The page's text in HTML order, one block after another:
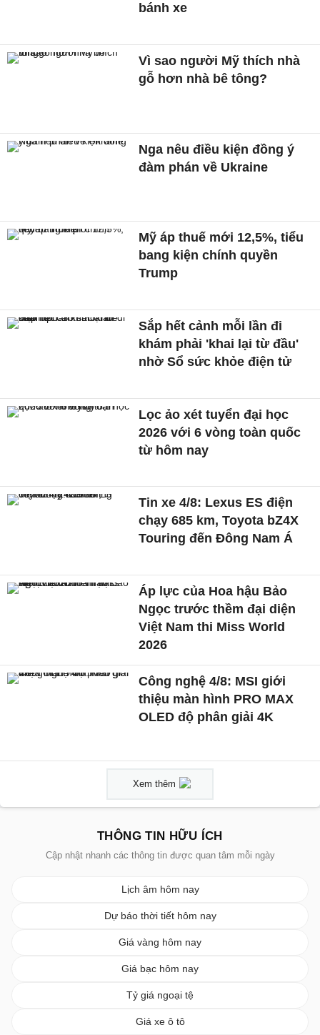
bánh xe
Vì sao người Mỹ thích nhà
gỗ hơn nhà bê tông?
Nga nêu điều kiện đồng ý
đàm phán về Ukraine
Mỹ áp thuế mới 12,5%, tiểu
bang kiện chính quyền
Trump
Sắp hết cảnh mỗi lần đi
khám phải 'khai lại từ đầu'
nhờ Sổ sức khỏe điện tử
Lọc ảo xét tuyển đại học
2026 với 6 vòng toàn quốc
từ hôm nay
Tin xe 4/8: Lexus ES điện
chạy 685 km, Toyota bZ4X
Touring đến Đông Nam Á
Áp lực của Hoa hậu Bảo
Ngọc trước thềm đại diện
Việt Nam thi Miss World
2026
Công nghệ 4/8: MSI giới
thiệu màn hình PRO MAX
OLED độ phân giải 4K
Xem thêm
THÔNG TIN HỮU ÍCH
Cập nhật nhanh các thông tin được quan tâm mỗi ngày
Lịch âm hôm nay
Dự báo thời tiết hôm nay
Giá vàng hôm nay
Giá bạc hôm nay
Tỷ giá ngoại tệ
Giá xe ô tô